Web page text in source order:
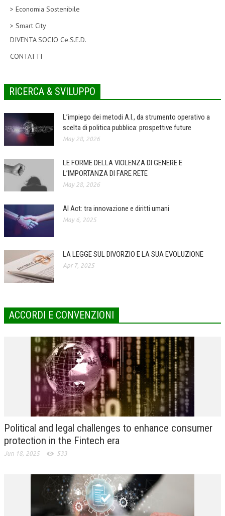
LA RIVISTA
COMITATO EDITORIALE
PEER REVIEW
CODICE ETICO
AUTORI
COLLABORA CON NOI
CORPORATE SOCIAL RESPONSIBILITY
INTERNAZIONALIZZAZIONE
HUMAN RESOURCES
MARKETING
RISK MANAGEMENT
SVILUPPO SOSTENIBILE
PERSONA E CITTÀ
L’UMANISTA
DIRITTO PENALE D’IMPRESA
DIRITTO DEL LAVORO
DIRITTO DEL WEB
DIRITTO DELLE IMPRESE IN CRISI
CRIMINOLOGIA E CRIMINALISTICA
> Economia Sostenibile
> Smart City
DIVENTA SOCIO Ce.S.E.D.
CONTATTI
RICERCA & SVILUPPO
L’impiego dei metodi A.I., da strumento operativo a
scelta di politica pubblica: prospettive future
May 28, 2026
LE FORME DELLA VIOLENZA DI GENERE E
L’IMPORTANZA DI FARE RETE
May 28, 2026
AI Act: tra innovazione e diritti umani
May 6, 2025
LA LEGGE SUL DIVORZIO E LA SUA EVOLUZIONE
Apr 7, 2025
ACCORDI E CONVENZIONI
Political and legal challenges to enhance consumer
protection in the Fintech era
Jun 18, 2025 533